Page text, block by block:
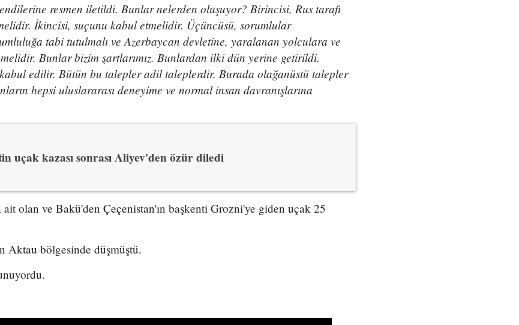
resmen iletildi. Bunlar nelerden oluşuyor? Birincisi, Rus tarafı
İkincisi, suçunu kabul etmelidir. Üçüncüsü, sorumlular
tabi tutulmalı ve Azerbaycan devletine, yaralanan yolculara ve
Bunlar bizim şartlarımız. Bunlardan ilki dün yerine getirildi.
edilir. Bütün bu talepler adil taleplerdir. Burada olağanüstü talepler
hepsi uluslararası deneyime ve normal insan davranışlarına
uçak kazası sonrası Aliyev'den özür diledi
ait olan ve Bakü'den Çeçenistan'ın başkenti Grozni'ye giden uçak 25
Aktau bölgesinde düşmüştü.